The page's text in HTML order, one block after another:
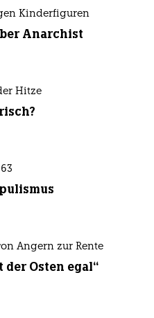
Kinderfiguren
Anarchist
Hitze
Angern zur Rente
der Osten egal“